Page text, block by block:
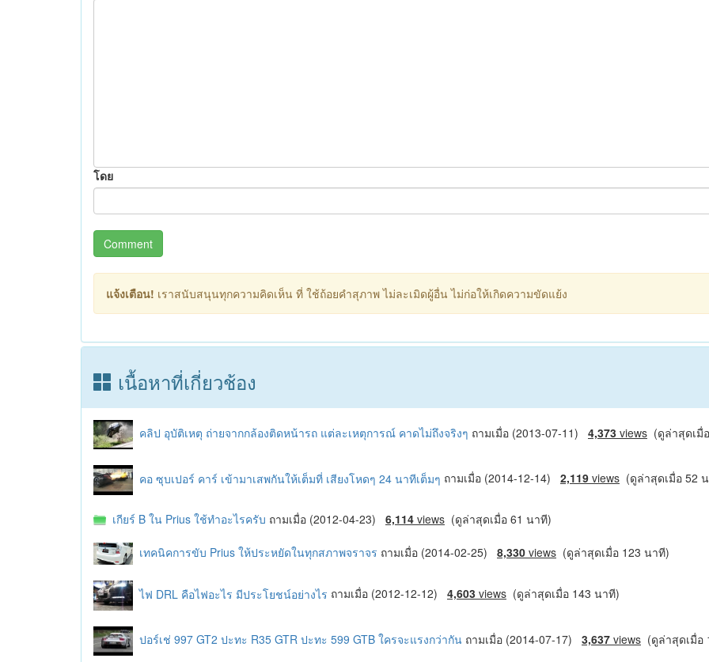
โดย
Comment
แจ้งเตือน! เราสนับสนุนทุกความคิดเห็น ที่ ใช้ถ้อยคำสุภาพ ไม่ละเมิดผู้อื่น ไม่ก่อให้เกิดความขัดแย้ง
เนื้อหาที่เกี่ยวช้อง
คลิป อุบัติเหตุ ถ่ายจากกล้องติดหน้ารถ แต่ละเหตุการณ์ คาดไม่ถึงจริงๆ ถามเมื่อ (2013-07-11) 4,373 views (ดูล่าสุดเมื่
คอ ซุบเปอร์ คาร์ เข้ามาเสพกันให้เต็มที่ เสียงโหดๆ 24 นาทีเต็มๆ ถามเมื่อ (2014-12-14) 2,119 views (ดูล่าสุดเมื่อ 52
เกียร์ B ใน Prius ใช้ทำอะไรครับ ถามเมื่อ (2012-04-23) 6,114 views (ดูล่าสุดเมื่อ 61 นาที)
เทคนิคการขับ Prius ให้ประหยัดในทุกสภาพจราจร ถามเมื่อ (2014-02-25) 8,330 views (ดูล่าสุดเมื่อ 123 นาที)
ไฟ DRL คือไฟอะไร มีประโยชน์อย่างไร ถามเมื่อ (2012-12-12) 4,603 views (ดูล่าสุดเมื่อ 143 นาที)
ปอร์เช่ 997 GT2 ปะทะ R35 GTR ปะทะ 599 GTB ใครจะแรงกว่ากัน ถามเมื่อ (2014-07-17) 3,637 views (ดูล่าสุดเมื่อ